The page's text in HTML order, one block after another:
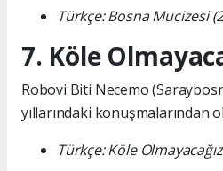
Türkçe: Bosna Mucizesi
7. Köle
Robovi Biti Necemo
yıllarındaki konuşmalarından
Türkçe: Köle